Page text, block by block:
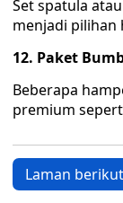
Set spatula
menjadi pilihan
12. Paket
Beberapa
premium
Laman